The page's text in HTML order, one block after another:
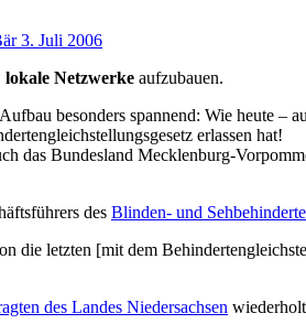
3. Juli 2006
lokale Netzwerke aufzubauen.
besonders spannend: Wie heute –
erlassen hat!
das Bundesland Mecklenburg-
des Blinden- und
des Landes Niedersachsen